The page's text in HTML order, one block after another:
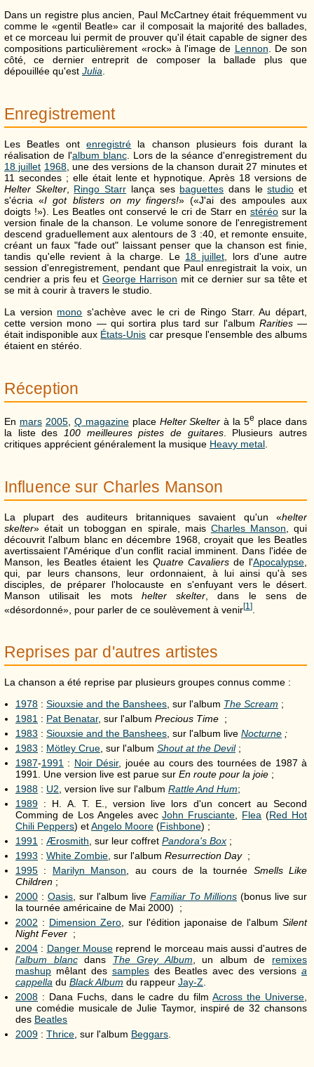
Dans un registre plus ancien, Paul McCartney était fréquemment vu
comme le «gentil Beatle» car il composait la majorité des ballades,
et ce morceau lui permit de prouver qu'il était capable de signer des
compositions particulièrement «rock» à l'image de Lennon. De son
côté, ce dernier entreprit de composer la ballade plus que
dépouillée qu'est Julia.
Enregistrement
Les Beatles ontenregistré la chanson plusieurs fois durant la
réalisation de l'album blanc. Lors de la séance d'enregistrement du
18 juillet 1968, une des versions de la chanson durait 27 minutes et
11 secondes ; elle était lente et hypnotique. Après 18 versions de
Helter Skelter, Ringo Starr lança ses baguettes dans lestudio et
s'écria «I got blisters on my fingers!» («J'ai des ampoules aux
doigts !»). Les Beatles ont conservé le cri de Starr en stéréo sur la
version finale de la chanson. Le volume sonore de l'enregistrement
descend graduellement aux alentours de 3 :40, et remonte ensuite,
créant un faux "fade out" laissant penser que la chanson est finie,
tandis qu'elle revient à la charge. Le 18 juillet, lors d'une autre
session d'enregistrement, pendant que Paul enregistrait la voix, un
cendrier a pris feu et George Harrison mit ce dernier sur sa tête et
se mit à courir à travers le studio.
La version mono s'achève avec le cri de Ringo Starr. Au départ,
cette version mono — qui sortira plus tard sur l'album Rarities—
était indisponible aux États-Unis car presque l'ensemble des albums
étaient en stéréo.
Réception
En mars 2005, Q magazineplace Helter Skelter à la 5e place dans
la liste des
100 meilleures pistes de guitares. Plusieurs autres
critiques apprécient généralement la musique Heavy metal
Influence sur Charles Manson
La plupart des auditeurs britanniques savaient qu'un «helter
skelter» était un toboggan en spirale, mais Charles Manson , qui
découvrit l'album blanc en décembre 1968, croyait que les Beatles
avertissaient l'Amérique d'un conflit racial imminent. Dans l'idée de
Manson, les Beatles étaient les Quatre Cavaliersde l'Apocalypse
qui, par leurs chansons, leur ordonnaient, à lui ainsi qu'à ses
disciples, de préparer l'holocauste en s'enfuyant vers le désert.
Manson utilisait les mots helter skelter , dans le sens de
«désordonné», pour parler de ce soulèvement à venir[1 ]
Reprises par d'autres artistes
La chanson a été reprise par plusieurs groupes connus comme :
1978 : Siouxsie and the Banshees , sur l'album The Scream ;
1981 : Pat Benatar, sur l'album Precious Time ;
1983 : Siouxsie and the Banshees , sur l'album live Nocturne ;
1983 : Mötley Crue , sur l'album Shout at the Devil;
1987-1991 : Noir Désir, jouée au cours des tournées de 1987 à
1991. Une version live est parue sur En route pour la joie ;
1988 : U2 , version live sur l'album Rattle And Hum;
1989 : H. A. T. E., version live lors d'un concert au Second
Comming de Los Angeles avecJohn Frusciante Flea (Red Hot
Chili Peppers) etAngelo Moore (Fishbone) ;
1991 : Ærosmith , sur leur coffret Pandora's Box ;
1993 : White Zombie , sur l'album Resurrection Day ;
1995 : Marilyn Manson , au cours de la tournée Smells Like
Children ;
2000 : Oasis , sur l'album live Familiar To Millions (bonus live sur
la tournée américaine de Mai 2000) ;
2002 : Dimension Zero , sur l'édition japonaise de l'album Silent
Night Fever ;
2004 : Danger Mousereprend le morceau mais aussi d'autres de
l'album blancdans The Grey Album , un album de remixes
mashup mêlant des samplesdes Beatles avec des versionsa
cappella du Black Album du rappeur Jay-Z
2008 : Dana Fuchs, dans le cadre du filmAcross the Universe
une comédie musicale de Julie Taymor, inspiré de 32 chansons
des Beatles
2009 : Thrice , sur l'album Beggars